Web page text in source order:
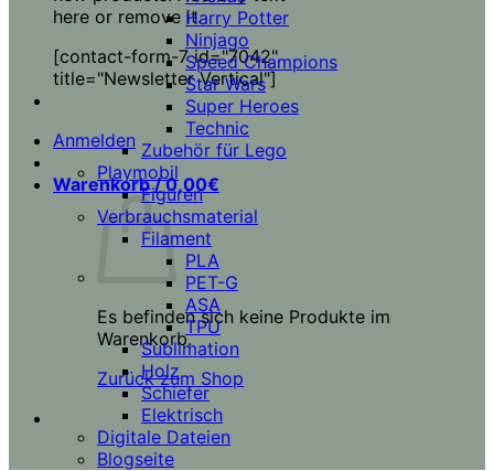
here or remove it.
[contact-form-7 id="7042"
title="Newsletter Vertical"]
Anmelden
Warenkorb /0,00€
Es befinden sich keine Produkte im
Warenkorb.
Zurück zum Shop
Harry Potter
Ninjago
Speed Champions
Star Wars
Super Heroes
Technic
Zubehör für Lego
Playmobil
Figuren
Verbrauchsmaterial
Filament
PLA
PET-G
ASA
TPU
Sublimation
Holz
Schiefer
Elektrisch
Digitale Dateien
Blogseite